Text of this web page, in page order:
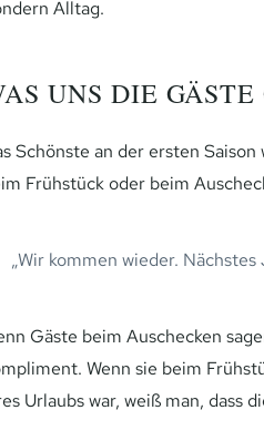
Alltag.
UNS DIE
Schönste an der ersten
Frühstück oder beim
„Wir kommen wieder.
Gäste beim Auschecken
Wenn sie beim
Urlaubs war, weiß man, dass